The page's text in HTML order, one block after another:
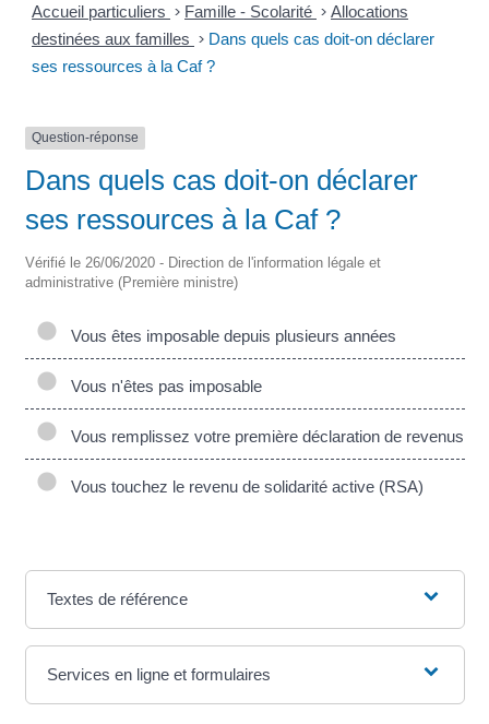
Accueil particuliers > Famille - Scolarité > Allocations
destinées aux familles > Dans quels cas doit-on déclarer
ses ressources à la Caf ?
Question-réponse
Dans quels cas doit-on déclarer
ses ressources à la Caf ?
Vérifié le 26/06/2020 - Direction de l'information légale et
administrative (Première ministre)
Vous êtes imposable depuis plusieurs années
Vous n'êtes pas imposable
Vous remplissez votre première déclaration de revenus
Vous touchez le revenu de solidarité active (RSA)
Textes de référence
Services en ligne et formulaires